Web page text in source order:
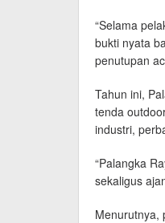
“Selama
bukti nyata
penutupan
Tahun ini,
tenda
industri,
“Palangka
sekaligus
Menurutnya,